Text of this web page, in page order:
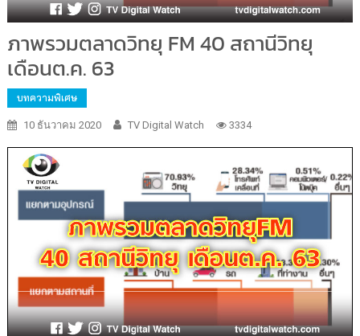
ภาพรวมตลาดวิทยุ FM 40 สถานีวิทยุ
เดือนต.ค. 63
บทความพิเศษ
10 ธันวาคม 2020 TV Digital Watch 3334